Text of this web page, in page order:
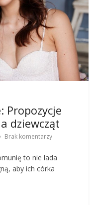
Propozycje
dziewcząt
Brak komentarzy
to nie lada
aby ich córka